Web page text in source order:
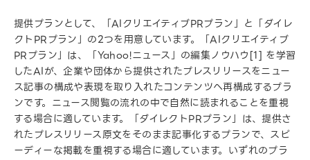
提供プランとして、「AIクリエイティブPRプラン」と「ダイレ
クトPRプラン」の2つを用意しています。「AIクリエイティブ
PRプラン」は、「Yahoo!ニュース」の編集ノウハウ[1] を学習
したAIが、企業や団体から提供されたプレスリリースをニュー
ス記事の構成や表現を取り入れたコンテンツへ再構成するプラ
ンです。ニュース閲覧の流れの中で自然に読まれることを重視
する場合に適しています。「ダイレクトPRプラン」は、提供さ
れたプレスリリース原文をそのまま記事化するプランで、スピ
ーディーな掲載を重視する場合に適しています。いずれのプラ